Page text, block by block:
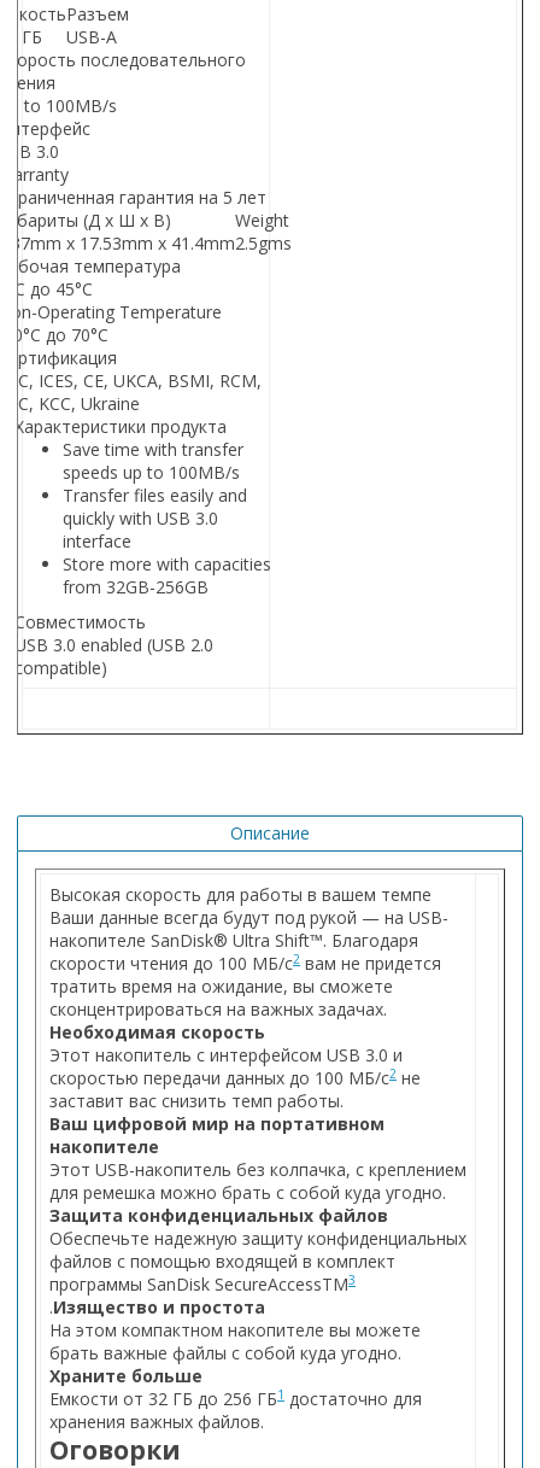
ГБ
Разъем
USB-A
последовательного
to 100MB/s
3.0
гарантия на 5 лет
(Д х Ш х В)
x 17.53mm x 41.4mm
Weight
2.5gms
температура
до 45°C
Operating Temperature
до 70°C
ICES, CE, UKCA, BSMI, RCM,
KCC, Ukraine
Характеристики продукта
Save time with transfer
speeds up to 100MB/s
Transfer files easily and
quickly with USB 3.0
interface
Store more with capacities
from 32GB-256GB
Совместимость
USB 3.0 enabled (USB 2.0
compatible)
Описание
Высокая скорость для работы в вашем темпе
Ваши данные всегда будут под рукой — на USB-
накопителе SanDisk® Ultra Shift™. Благодаря
скорости чтения до 100 МБ/с2 вам не придется
тратить время на ожидание, вы сможете
сконцентрироваться на важных задачах.
Необходимая скорость
Этот накопитель с интерфейсом USB 3.0 и
скоростью передачи данных до 100 МБ/с2 не
заставит вас снизить темп работы.
Ваш цифровой мир на портативном
накопителе
Этот USB-накопитель без колпачка, с креплением
для ремешка можно брать с собой куда угодно.
Защита конфиденциальных файлов
Обеспечьте надежную защиту конфиденциальных
файлов с помощью входящей в комплект
программы SanDisk SecureAccessTM3
.Изящество и простота
На этом компактном накопителе вы можете
брать важные файлы с собой куда угодно.
Храните больше
Емкости от 32 ГБ до 256 ГБ1 достаточно для
хранения важных файлов.
Оговорки